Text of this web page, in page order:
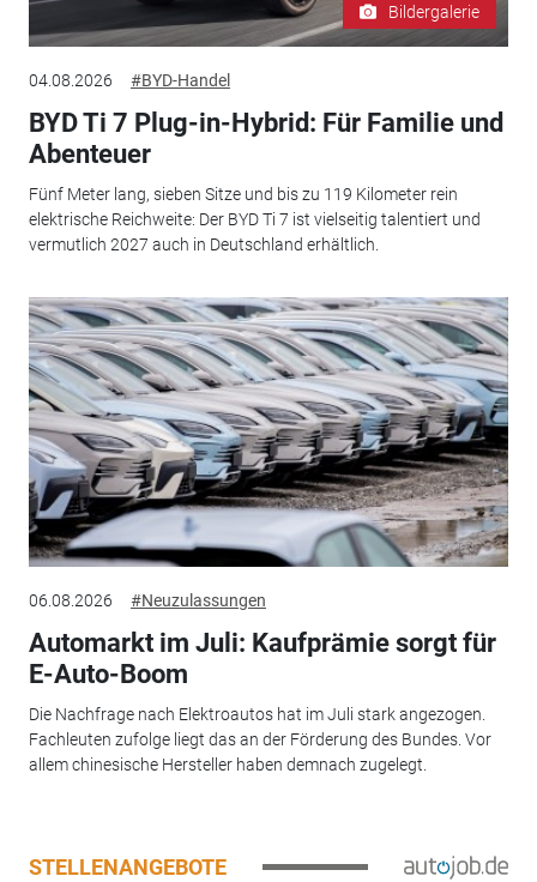
Bildergalerie
04.08.2026 #BYD-Handel
BYD Ti 7 Plug-in-Hybrid: Für Familie und
Abenteuer
Fünf Meter lang, sieben Sitze und bis zu 119 Kilometer rein
elektrische Reichweite: Der BYD Ti 7 ist vielseitig talentiert und
vermutlich 2027 auch in Deutschland erhältlich.
06.08.2026 #Neuzulassungen
Automarkt im Juli: Kaufprämie sorgt für
E-Auto-Boom
Die Nachfrage nach Elektroautos hat im Juli stark angezogen.
Fachleuten zufolge liegt das an der Förderung des Bundes. Vor
allem chinesische Hersteller haben demnach zugelegt.
STELLENANGEBOTE